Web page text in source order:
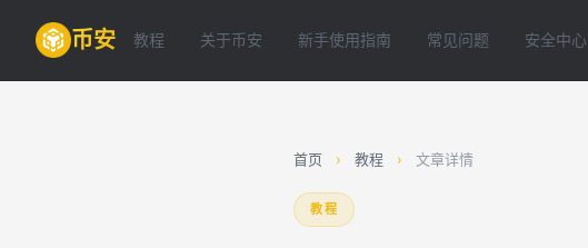
币安 教程 关于币安 新手使用指南 常见问题 安全中心
首页 › 教程 › 文章详情
教程